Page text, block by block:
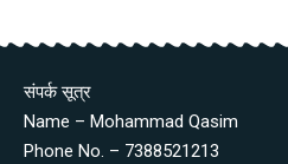
संपर्क सूत्र
Name – Mohammad Qasim
Phone No. – 7388521213